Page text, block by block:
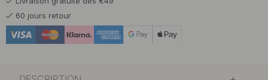
60 jours retour